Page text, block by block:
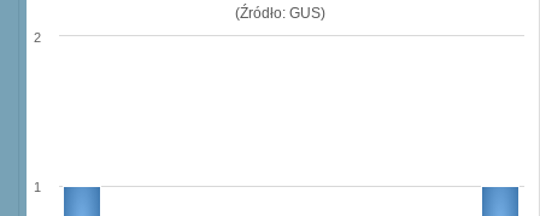
(Źródło: GUS)
1
2